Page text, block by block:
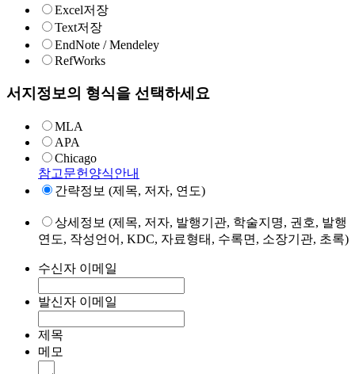
Excel저장
Text저장
EndNote / Mendeley
RefWorks
서지정보의 형식을 선택하세요
MLA
APA
Chicago
참고문헌양식안내
간략정보 (제목, 저자, 연도)
상세정보 (제목, 저자, 발행기관, 학술지명, 권호, 발행
연도, 작성언어, KDC, 자료형태, 수록면, 소장기관, 초록)
수신자 이메일
발신자 이메일
제목
메모